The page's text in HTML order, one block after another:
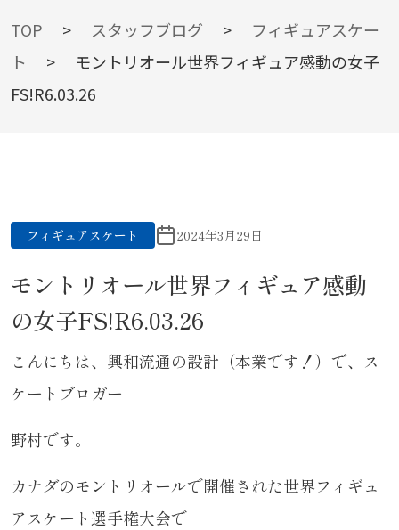
BLOG
スタッフブログ
TOP > スタッフブログ >
フィギュアスケー
ト
>
モントリオール世界フィギュア感動の女子
FS!R6.03.26
フィギュアスケート 2024年3月29日
モントリオール世界フィギュア感動
の女子FS!R6.03.26
こんにちは、興和流通の設計（本業です！）で、ス
ケートブロガー
野村です。
カナダのモントリオールで開催された世界フィギュ
アスケート選手権大会で